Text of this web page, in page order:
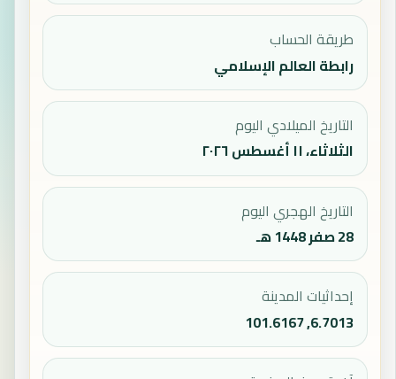
طريقة الحساب
رابطة العالم الإسلامي
التاريخ الميلادي اليوم
الثلاثاء، ١١ أغسطس ٢٠٢٦
التاريخ الهجري اليوم
28 صفر 1448 هـ
إحداثيات المدينة
6.7013, 101.6167